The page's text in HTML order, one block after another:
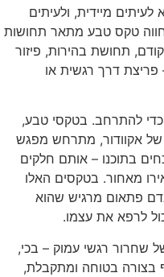
מיידית, ולעיתים
טקס טבע מתאר תחושות
תחושת בהירות, פיזור
פריצת דרך רגשית או
להתרחב. בטקסי טבע,
של אקוודור, מתרחש מפגש
בתוכנו – אותם חלקים
מאחור. בטקסים האלו
פתאום מרגיש שהוא
לרפא את עצמו.
שחרור רגשי עמוק – בכי,
בצורה בטוחה ומתקבלת,